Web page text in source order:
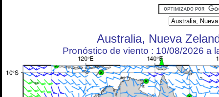
Australia, Nueva
Pronóstico de viento : 10/08/2026 a